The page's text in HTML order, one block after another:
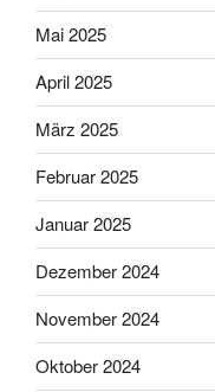
Mai 2025
April 2025
März 2025
Februar 2025
Januar 2025
Dezember 2024
November 2024
Oktober 2024